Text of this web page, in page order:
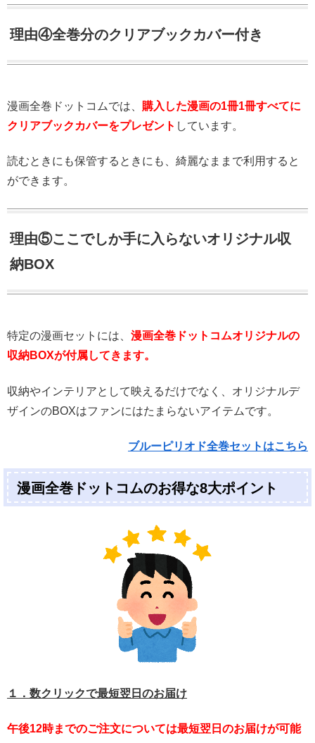
理由④全巻分のクリアブックカバー付き
漫画全巻ドットコムでは、 購入した漫画の1冊1冊すべてに
クリアブックカバーをプレゼント しています。
読むときにも保管するときにも、綺麗なままで利用すると
ができます。
理由⑤ここでしか手に入らないオリジナル収
納BOX
特定の漫画セットには、 漫画全巻ドットコムオリジナルの
収納BOXが付属してきます。
収納やインテリアとして映えるだけでなく、オリジナルデ
ザインのBOXはファンにはたまらないアイテムです。
ブルーピリオド全巻セットはこちら
漫画全巻ドットコムのお得な8大ポイント
１．数クリックで最短翌日のお届け
午後12時までのご注文については最短翌日のお届けが可能